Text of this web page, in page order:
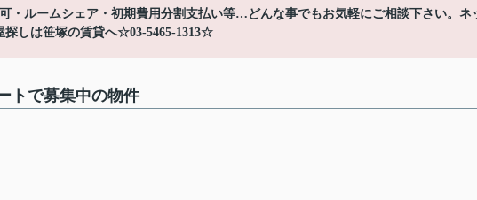
・ルームシェア・初期費用分割支払い等…どんな事でもお気軽にご相談下さい。ネ
探しは笹塚の賃貸へ☆03-5465-1313☆
トで募集中の物件